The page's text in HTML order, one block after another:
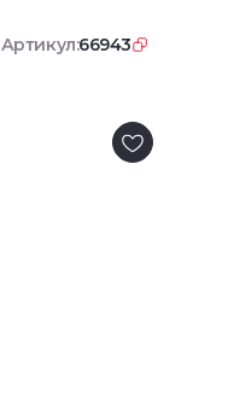
Артикул:66943